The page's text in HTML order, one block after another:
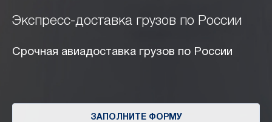
Экспресс-доставка грузов по России
Срочная авиадоставка грузов по России
ЗАПОЛНИТЕ ФОРМУ